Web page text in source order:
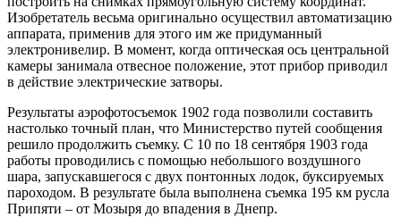
Изобретатель весьма оригинально осуществил автоматизацию
аппарата, применив для этого им же придуманный
электронивелир. В момент, когда оптическая ось центральной
камеры занимала отвесное положение, этот прибор приводил
в действие электрические затворы.
Результаты аэрофотосъемок 1902 года позволили составить
настолько точный план, что Министерство путей сообщения
решило продолжить съемку. С 10 по 18 сентября 1903 года
работы проводились с помощью небольшого воздушного
шара, запускавшегося с двух понтонных лодок, буксируемых
пароходом. В результате была выполнена съемка 195 км русла
Припяти – от Мозыря до впадения в Днепр.